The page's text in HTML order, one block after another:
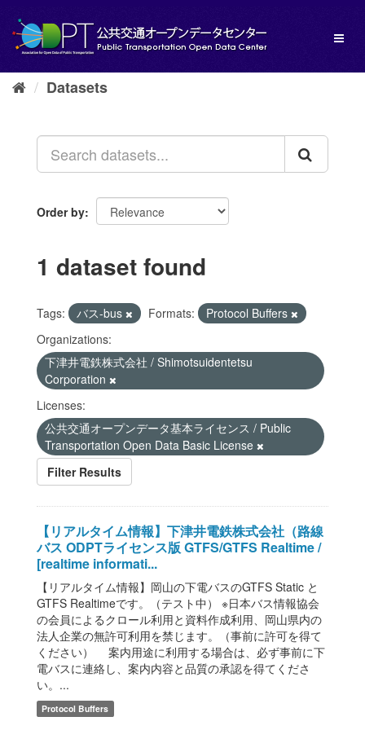
content
Datasets
Order by
1 dataset found
Tags: バス-bus Formats:
Protocol Buffers
Organizations:
下津井電鉄株式会社 / Shimotsuidentetsu
Corporation
Licenses:
公共交通オープンデータ基本ライセンス / Public
Transportation Open Data Basic License
Filter Results
【リアルタイム情報】下津井電鉄株式会社（路線
バス ODPTライセンス版 GTFS/GTFS Realtime /
[realtime informati...
【リアルタイム情報】岡山の下電バスのGTFS Static と
GTFS Realtimeです。（テスト中） ※日本バス情報協会
の会員によるクロール利用と資料作成利用、岡山県内の
法人企業の無許可利用を禁じます。（事前に許可を得て
ください） 案内用途に利用する場合は、必ず事前に下
電バスに連絡し、案内内容と品質の承認を得てくださ
い。...
Protocol Buffers